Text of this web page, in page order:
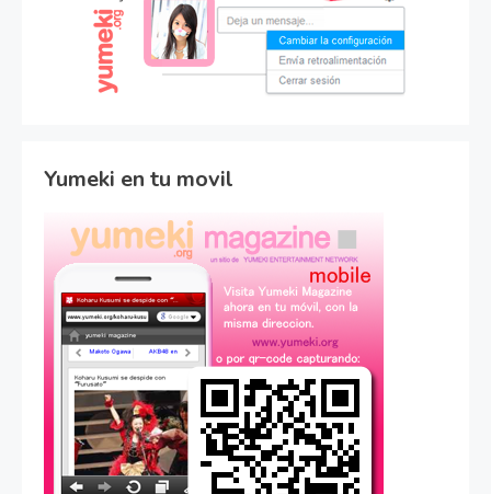
Yumeki en tu movil